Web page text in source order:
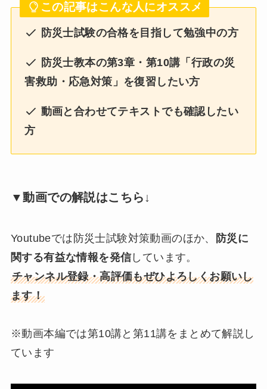
この記事はこんな人にオススメ
防災士試験の合格を目指して勉強中の方
防災士教本の第3章・第10講「行政の災
害救助・応急対策」を復習したい方
動画と合わせてテキストでも確認したい
方
▼動画での解説はこちら↓
Youtubeでは防災士試験対策動画のほか、
防災に
関する有益な情報を発信しています。
チャンネル登録・高評価もぜひよろしくお願いし
ます！
※動画本編では第10講と第11講をまとめて解説し
ています